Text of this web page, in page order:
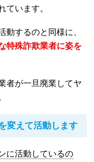
ています。
動するのと同様に、
特殊詐欺業者に姿を
者が一旦廃業してヤ
変えて活動します
に活動しているの